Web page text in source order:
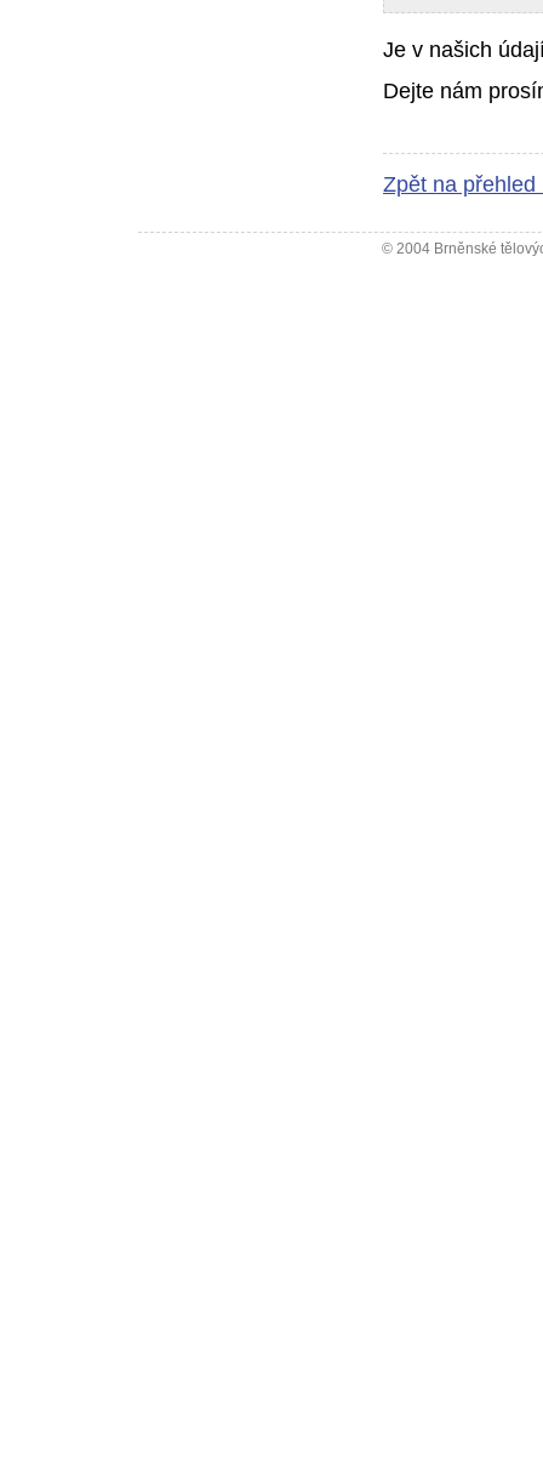
Je v našich
Dejte nám
Zpět na přehled
© 2004 Brněnské